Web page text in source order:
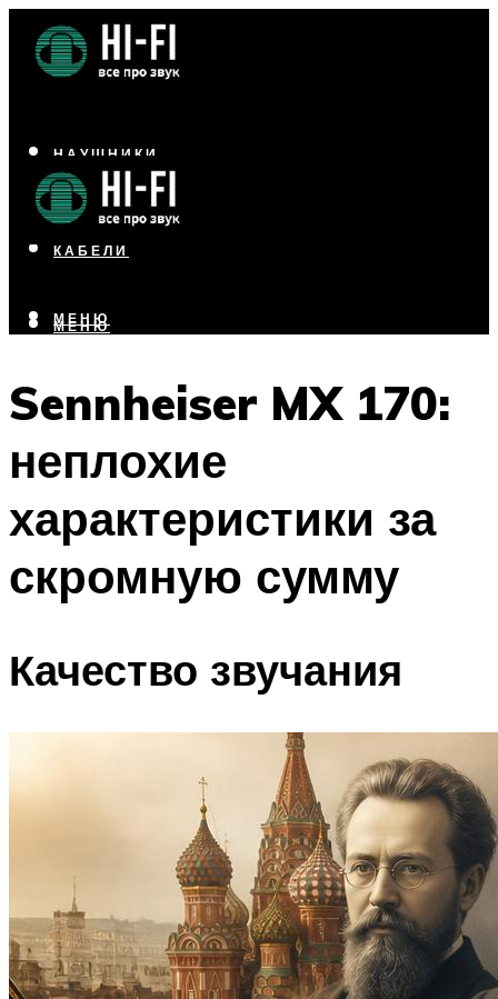
НАУШНИКИ
АКУСТИКА
УСИЛИТЕЛИ
КАБЕЛИ
МЕНЮ
МЕНЮ
Sennheiser MX 170:
неплохие
характеристики за
скромную сумму
Качество звучания